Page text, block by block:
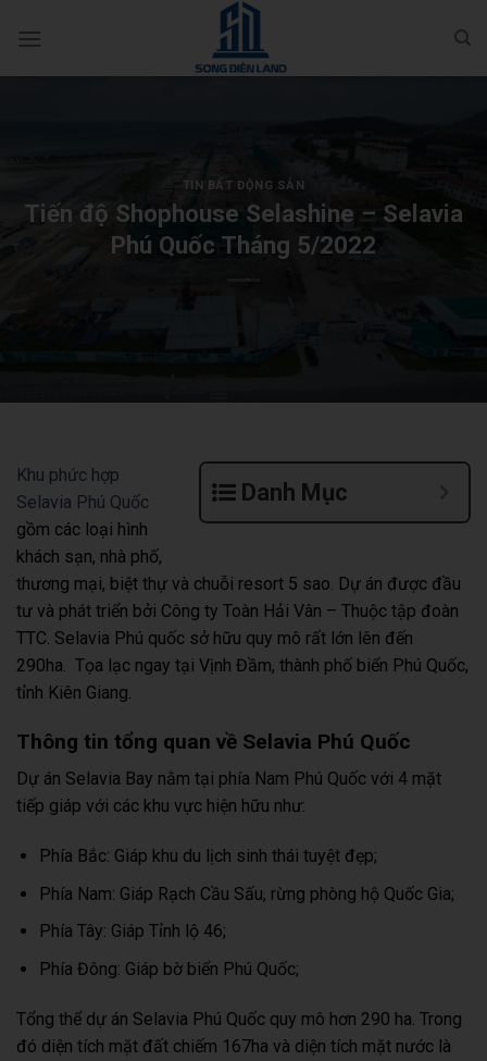
qua
TIN BẤT ĐỘNG SẢN
Tiến độ Shophouse Selashine – Selavia
Phú Quốc Tháng 5/2022
Danh Mục
Khu phức hợp
Selavia Phú Quốc
gồm các loại hình
khách sạn, nhà phố,
thương mại, biệt thự và chuỗi resort 5 sao. Dự án được đầu
tư và phát triển bởi Công ty Toàn Hải Vân – Thuộc tập đoàn
TTC. Selavia Phú quốc sở hữu quy mô rất lớn lên đến
290ha. Tọa lạc ngay tại Vịnh Đầm, thành phố biển Phú Quốc,
tỉnh Kiên Giang.
Thông tin tổng quan về Selavia Phú Quốc
Dự án Selavia Bay nằm tại phía Nam Phú Quốc với 4 mặt
tiếp giáp với các khu vực hiện hữu như:
Phía Bắc: Giáp khu du lịch sinh thái tuyệt đẹp;
Phía Nam: Giáp Rạch Cầu Sấu, rừng phòng hộ Quốc Gia;
Phía Tây: Giáp Tỉnh lộ 46;
Phía Đông: Giáp bờ biển Phú Quốc;
Tổng thể dự án Selavia Phú Quốc quy mô hơn 290 ha. Trong
đó diện tích mặt đất chiếm 167ha và diện tích mặt nước là